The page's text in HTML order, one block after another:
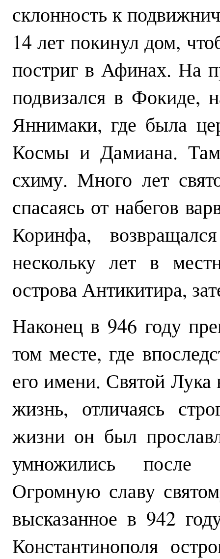
склонность к
14 лет покинул дом,
постриг в Афинах. На
подвизался в Фокиде,
Яннимаки, где была
Космы и Дамиана.
схиму. Много лет
спасаясь от набегов
Коринфа,
нескольку лет в
острова Антикитира,
Наконец в 946 году
том месте, где
его имени. Святой
жизнь, отличаясь
жизни он был
умножились после
Огромную славу
высказанное в 942
Константинополя